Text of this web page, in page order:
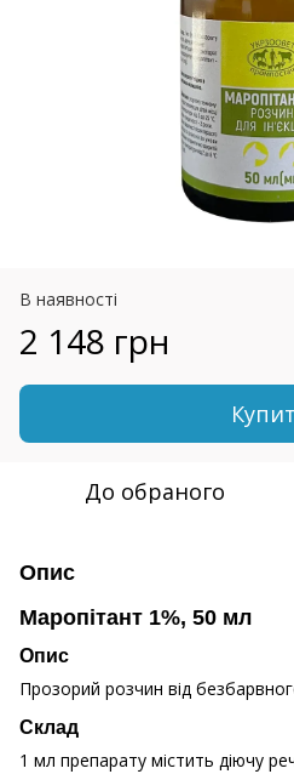
В наявності
2 148 грн
До обраного
Опис
Маропітант 1%, 50 мл
Опис
Прозорий розчин від
Склад
1 мл препарату містить діючу